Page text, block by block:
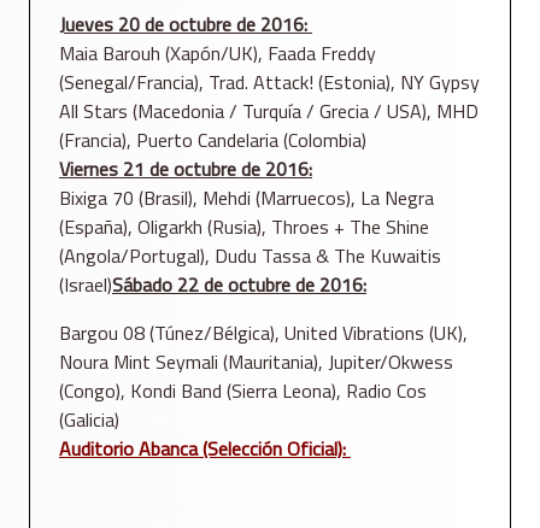
Jueves 20 de octubre de 2016:
Maia Barouh (Xapón/UK), Faada Freddy
(Senegal/Francia), Trad. Attack! (Estonia), NY Gypsy
All Stars (Macedonia / Turquía / Grecia / USA), MHD
(Francia), Puerto Candelaria (Colombia)
Viernes 21 de octubre de 2016:
Bixiga 70 (Brasil), Mehdi (Marruecos), La Negra
(España), Oligarkh (Rusia), Throes + The Shine
(Angola/Portugal), Dudu Tassa & The Kuwaitis
(Israel)Sábado 22de octubre de 2016:
Bargou 08 (Túnez/Bélgica), United Vibrations (UK),
Noura Mint Seymali (Mauritania), Jupiter/Okwess
(Congo), Kondi Band (Sierra Leona), Radio Cos
(Galicia)
Auditorio Abanca (Selección Oficial):